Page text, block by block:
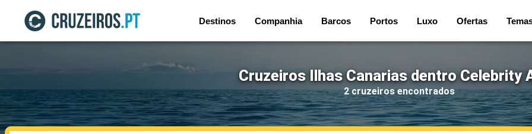
Destinos Companhia Barcos Portos Luxo Ofertas
Cruzeiros Ilhas Canarias dentro Celebrity
2 cruzeiros encontrados